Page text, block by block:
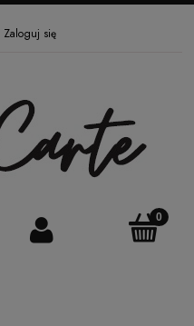
Zaloguj się